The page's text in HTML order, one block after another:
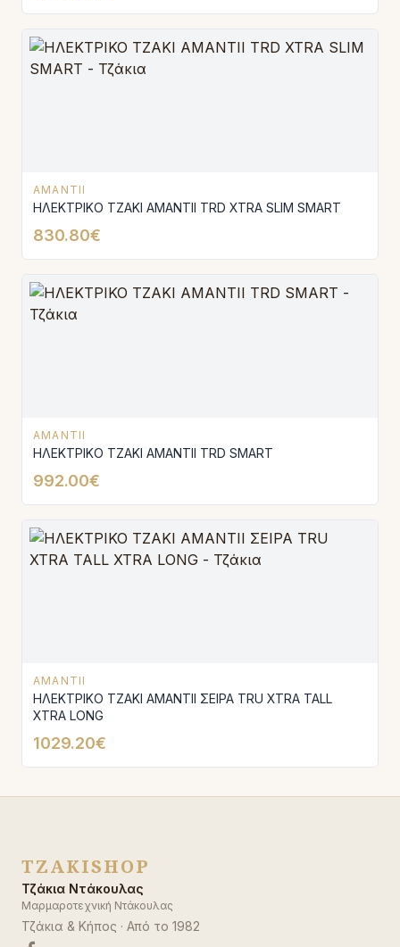
AMANTII
ΗΛΕΚΤΡΙΚΟ ΤΖΑΚΙ AMANTΙI TRD XTRA SLIM SMART
830.80€
AMANTII
ΗΛΕΚΤΡΙΚΟ ΤΖΑΚΙ AMANTΙI TRD SMART
992.00€
AMANTII
ΗΛΕΚΤΡΙΚΟ ΤΖΑΚΙ AMANTΙI ΣΕΙΡΑ TRU XTRA TALL
XTRA LONG
1029.20€
TZAKISHOP
Τζάκια Ντάκουλας
Μαρμαροτεχνική Ντάκουλας
Τζάκια & Κήπος · Από το 1982